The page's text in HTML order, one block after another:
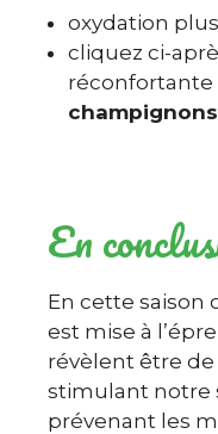
oxydation
cliquez ci-
réconfortante
champignons
En
En cette saison
est mise à
révèlent être
stimulant notre
prévenant les